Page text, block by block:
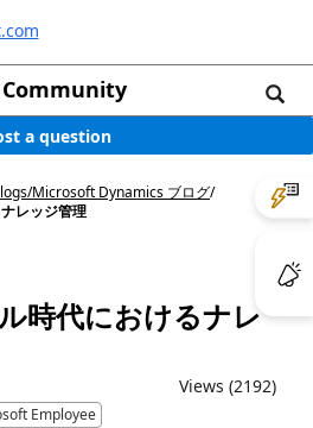
Community
a question
/Microsoft Dynamics ブログ/
レッジ管理
時代におけるナレ
Views (2192)
Employee